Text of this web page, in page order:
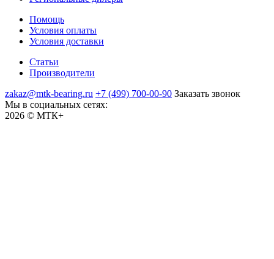
Помощь
Условия оплаты
Условия доставки
Статьи
Производители
zakaz@mtk-bearing.ru +7 (499) 700-00-90 Заказать звонок
Мы в социальных сетях:
2026 © МТК+